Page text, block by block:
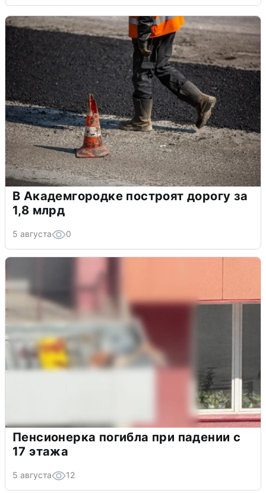
В Академгородке построят дорогу за
1,8 млрд
5 августа 0
Пенсионерка погибла при падении с
17 этажа
5 августа 12